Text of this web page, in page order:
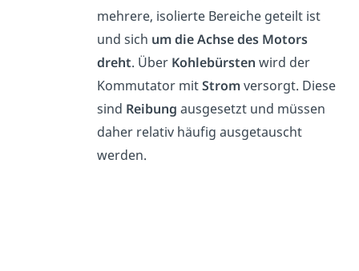
mehrere, isolierte Bereiche geteilt ist
und sich um die Achse des Motors
dreht. Über Kohlebürsten wird der
Kommutator mitStromversorgt. Diese
sind Reibung ausgesetzt und müssen
daher relativ häufig ausgetauscht
werden.